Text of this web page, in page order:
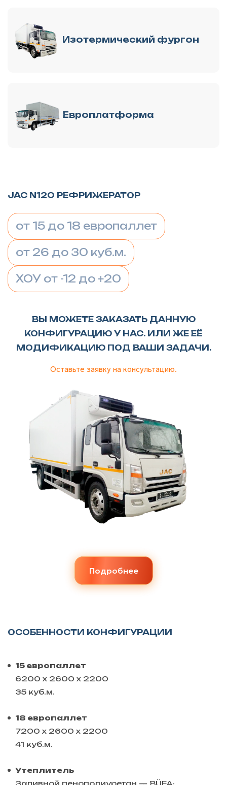
Изотермический фургон
Европлатформа
JAC N120 РЕФРИЖЕРАТОР
от 15 до 18 европаллет
от 26 до 30 куб.м.
ХОУ от -12 до +20
ВЫ МОЖЕТЕ ЗАКАЗАТЬ ДАННУЮ
КОНФИГУРАЦИЮ У НАС. ИЛИ ЖЕ ЕЁ
МОДИФИКАЦИЮ ПОД ВАШИ ЗАДАЧИ.
Оставьте заявку на консультацию.
Подробнее
ОСОБЕННОСТИ КОНФИГУРАЦИИ
15 европаллет
6200 х 2600 х 2200
35 куб.м.
18 европаллет
7200 х 2600 х 2200
41 куб.м.
Утеплитель